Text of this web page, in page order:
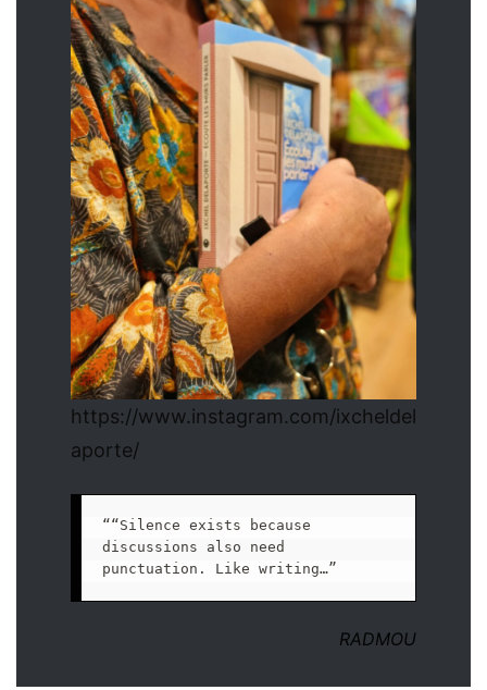
https://www.instagram.com/ixcheldel
aporte/
““Silence exists because
discussions also need
punctuation. Like writing…”
RADMOU